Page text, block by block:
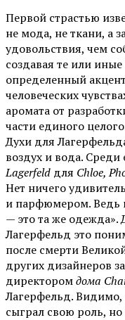
Первой страстью
не мода, не ткани, а
удовольствия, чем
создавая те или
определенный
человеческих
аромата от
части единого
Духи для
воздух и вода.
Lagerfeld для Chloe,
Нет ничего
и парфюмером. Ведь
— это та же одежда».
Лагерфельд это
после смерти
других дизайнеров
директоромдома
Лагерфельд. Видимо,
сыграл свою роль,